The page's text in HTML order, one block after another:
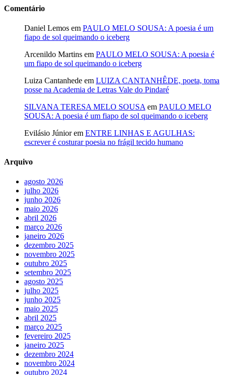
Comentário
Daniel Lemos em PAULO MELO SOUSA: A poesia é um
fiapo de sol queimando o iceberg
Arcenildo Martins em PAULO MELO SOUSA: A poesia é
um fiapo de sol queimando o iceberg
Luiza Cantanhede em LUIZA CANTANHÊDE, poeta, toma
posse na Academia de Letras Vale do Pindaré
SILVANA TERESA MELO SOUSA em PAULO MELO
SOUSA: A poesia é um fiapo de sol queimando o iceberg
Evilásio Júniorem ENTRE LINHAS E AGULHAS:
escrever é costurar poesia no frágil tecido humano
Arquivo
agosto 2026
julho 2026
junho 2026
maio 2026
abril 2026
março 2026
janeiro 2026
dezembro 2025
novembro 2025
outubro 2025
setembro 2025
agosto 2025
julho 2025
junho 2025
maio 2025
abril 2025
março 2025
fevereiro 2025
janeiro 2025
dezembro 2024
novembro 2024
outubro 2024